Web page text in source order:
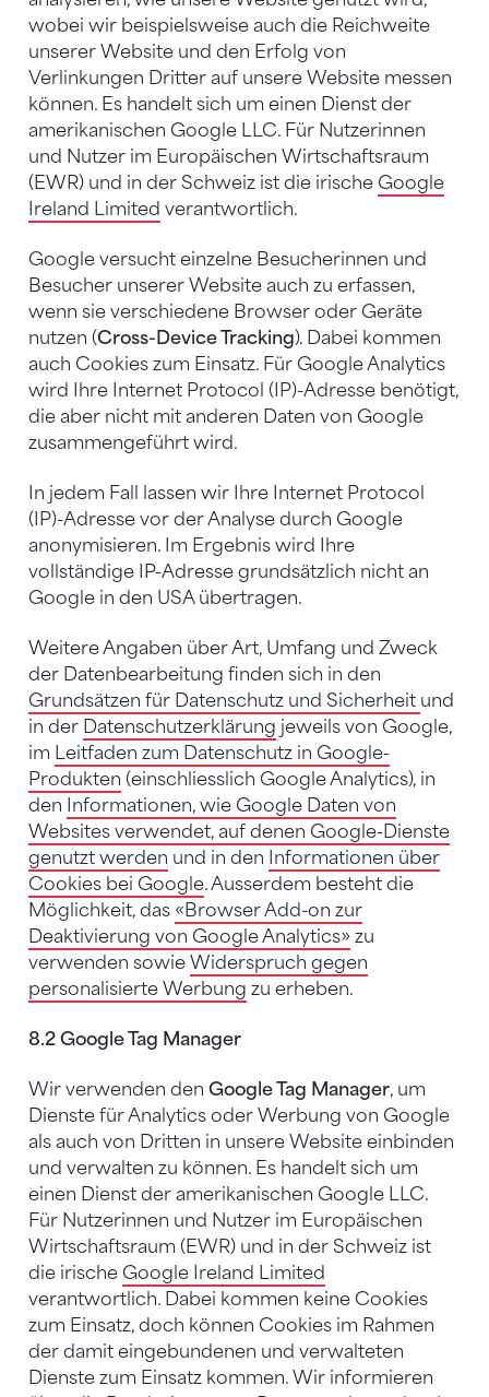
wobei wir beispielsweise auch die Reichweite
unserer Website und den Erfolg von
Verlinkungen Dritter auf unsere Website messen
können. Es handelt sich um einen Dienst der
amerikanischen Google LLC. Für Nutzerinnen
und Nutzer im Europäischen Wirtschaftsraum
(EWR) und in der Schweiz ist die irische Google
Ireland Limited verantwortlich.
Google versucht einzelne Besucherinnen und
Besucher unserer Website auch zu erfassen,
wenn sie verschiedene Browser oder Geräte
nutzen (Cross-Device Tracking). Dabei kommen
auch Cookies zum Einsatz. Für Google Analytics
wird Ihre Internet Protocol (IP)-Adresse benötigt,
die aber nicht mit anderen Daten von Google
zusammengeführt wird.
In jedem Fall lassen wir Ihre Internet Protocol
(IP)-Adresse vor der Analyse durch Google
anonymisieren. Im Ergebnis wird Ihre
vollständige IP-Adresse grundsätzlich nicht an
Google in den USA übertragen.
Weitere Angaben über Art, Umfang und Zweck
der Datenbearbeitung finden sich in den
Grundsätzen für Datenschutz und Sicherheit und
in der Datenschutzerklärung jeweils von Google,
im
Leitfaden zum Datenschutz in Google-
Produkten (einschliesslich Google Analytics), in
den Informationen, wie Google Daten von
Websites verwendet, auf denen Google-Dienste
genutzt werden und in den Informationen über
Cookies bei Google. Ausserdem besteht die
Möglichkeit, das «Browser Add-on zur
Deaktivierung von Google Analytics» zu
verwenden sowie Widerspruch gegen
personalisierte Werbung zu erheben.
8.2 Google Tag Manager
Wir verwenden den Google Tag Manager, um
Dienste für Analytics oder Werbung von Google
als auch von Dritten in unsere Website einbinden
und verwalten zu können. Es handelt sich um
einen Dienst der amerikanischen Google LLC.
Für Nutzerinnen und Nutzer im Europäischen
Wirtschaftsraum (EWR) und in der Schweiz ist
die irische Google Ireland Limited
verantwortlich. Dabei kommen keine Cookies
zum Einsatz, doch können Cookies im Rahmen
der damit eingebundenen und verwalteten
Dienste zum Einsatz kommen. Wir informieren